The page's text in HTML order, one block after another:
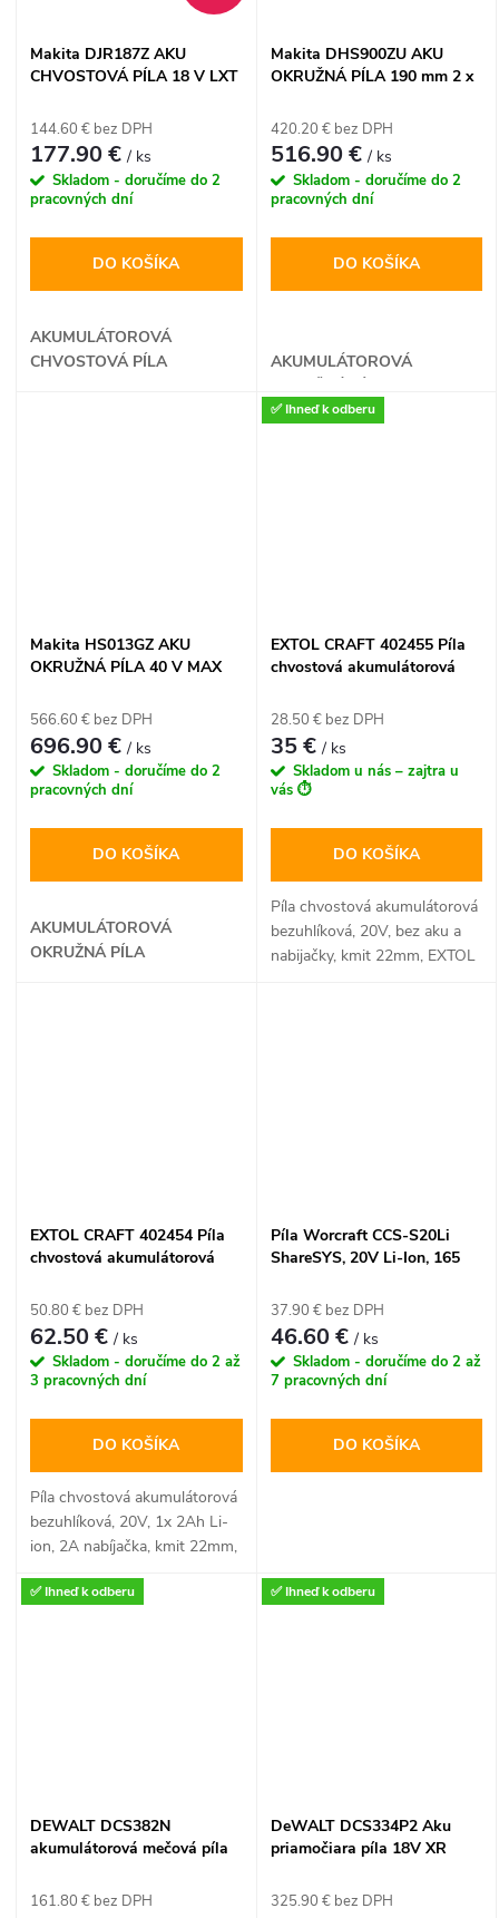
Makita DJR187Z AKU
CHVOSTOVÁ PÍLA 18 V LXT
144.60 € bez DPH
177.90 €/ ks
Skladom - doručíme do 2
pracovných dní
DO KOŠÍKA
AKUMULÁTOROVÁ
CHVOSTOVÁ PÍLA
Makita DHS900ZU AKU
OKRUŽNÁ PÍLA 190 mm 2 x
420.20 € bez DPH
516.90 €/ ks
Skladom - doručíme do 2
pracovných dní
DO KOŠÍKA
AKUMULÁTOROVÁ
Makita HS013GZ AKU
OKRUŽNÁ PÍLA 40 V MAX
566.60 € bez DPH
696.90 €/ ks
Skladom - doručíme do 2
pracovných dní
DO KOŠÍKA
AKUMULÁTOROVÁ
OKRUŽNÁ PÍLA
✅ Ihneď k odberu
EXTOL CRAFT 402455 Píla
chvostová akumulátorová
nabijačky, kmit 22mm
28.50 € bez DPH
35 €/ ks
Skladom u nás – zajtra u
vás ⏱️
DO KOŠÍKA
Píla chvostová akumulátorová
bezuhlíková, 20V, bez aku a
nabijačky, kmit 22mm, EXTOL
EXTOL CRAFT 402454 Píla
chvostová akumulátorová
ion, 2A nabíjačka, kmit
22mm
50.80 € bez DPH
62.50 €/ ks
Skladom - doručíme do 2 až
3 pracovných dní
DO KOŠÍKA
Píla chvostová akumulátorová
bezuhlíková, 20V, 1x 2Ah Li-
ion, 2A nabíjačka, kmit 22mm,
Píla Worcraft CCS-S20Li
ShareSYS, 20V Li-Ion, 165
37.90 € bez DPH
46.60 €/ ks
Skladom - doručíme do 2 až
7 pracovných dní
DO KOŠÍKA
✅ Ihneď k odberu
DEWALT DCS382N
akumulátorová mečová píla
bezuhlíková
161.80 € bez DPH
✅ Ihneď k odberu
DeWALT DCS334P2 Aku
priamočiara píla 18V XR
TSTAK
325.90 € bez DPH